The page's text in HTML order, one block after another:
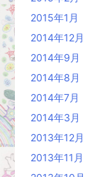
2015年1月
2014年12月
2014年9月
2014年8月
2014年7月
2014年3月
2013年12月
2013年11月